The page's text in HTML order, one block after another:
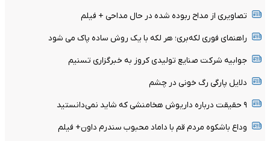
تصاویری از مداح ربوده شده در حال مداحی + فیلم
راهنمای فوری لکه‌بری؛ هر لکه با یک روش ساده پاک می شود
جوابیه شرکت صنایع تولیدی کروز به خبرگزاری تسنیم
دلایل پارگی رگ خونی در چشم
۹ حقیقت درباره داریوش هخامنشی که شاید نمی‌دانستید
وداع باشکوه مردم قم با داماد محبوب سندرم داون+ فیلم